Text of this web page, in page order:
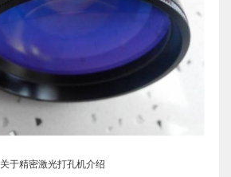
关于精密激光打孔机介绍